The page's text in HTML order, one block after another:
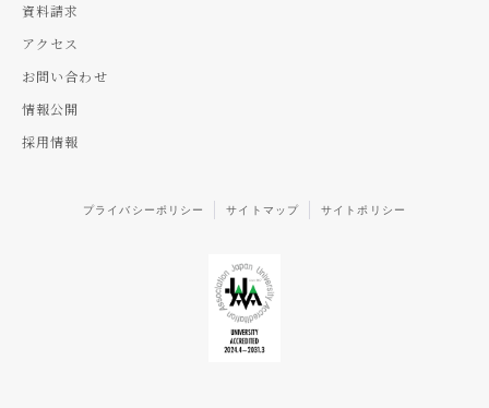
資料請求
アクセス
お問い合わせ
情報公開
採用情報
プライバシーポリシー サイトマップ サイトポリシー